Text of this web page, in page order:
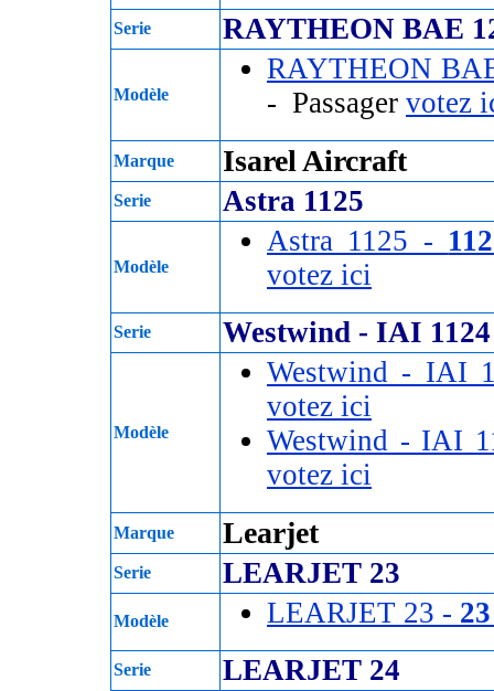
Serie RAYTHEON BAE
Modèle
RAYTHEON
- Passager votez
Marque Isarel Aircraft
Serie Astra 1125
Modèle
Astra 1125 -
votez ici
Serie Westwind - IAI 1124
Modèle
Westwind - IAI
votez ici
Westwind - IAI
votez ici
Marque Learjet
Serie LEARJET 23
Modèle LEARJET 23 - 23
Serie LEARJET 24